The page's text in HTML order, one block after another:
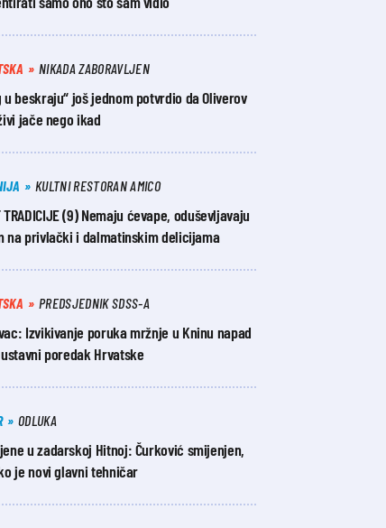
NIKADA ZABORAVLJEN
u beskraju“ još jednom potvrdio da Oliverov
jače nego ikad
KULTNI RESTORAN AMICO
TRADICIJE (9) Nemaju ćevape, oduševljavaju
na privlački i dalmatinskim delicijama
PREDSJEDNIK SDSS-A
Izvikivanje poruka mržnje u Kninu napad
poredak Hrvatske
ODLUKA
u zadarskoj Hitnoj: Čurković smijenjen,
je novi glavni tehničar